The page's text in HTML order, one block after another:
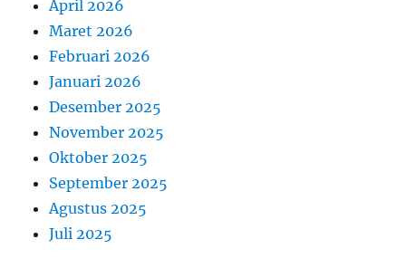
April 2026
Maret 2026
Februari 2026
Januari 2026
Desember 2025
November 2025
Oktober 2025
September 2025
Agustus 2025
Juli 2025